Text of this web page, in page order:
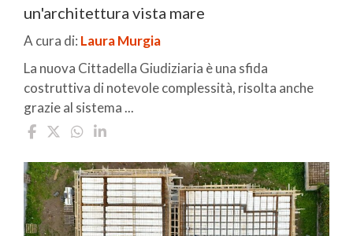
un'architettura vista mare
A cura di: Laura Murgia
La nuova Cittadella Giudiziaria è una sfida
costruttiva di notevole complessità, risolta anche
grazie al sistema ...